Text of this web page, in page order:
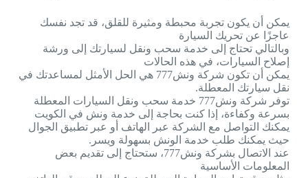
يمكن أن يكون تجربة محبطة ومثيرة للقلق، قد تجد نفسك
عاجزًا عن تحريك السيارة
وبالتالي تحتاج إلى خدمة سحب ونقل لسيارتك إلى ورشة
إصلاح السيارات، في هذه الحالات
يمكن أن تكون شركة ونش777 هي الحل الأمثل لمساعدتك في
نقل سيارتك المعطلة.
توفر شركة ونش777 خدمة سحب ونقل السيارات المعطلة
بسرعة وكفاءة، إذا كنت بحاجة إلى خدمة ونش في الكويت
يمكنك التواصل مع الشركة عبر الهاتف أو عبر تطبيق الجوال
حيث يمكنك طلب خدمة الونش بسهولة ويسر.
عند الاتصال بشركة ونش777، ستحتاج إلى تقديم بعض
المعلومات الأساسية